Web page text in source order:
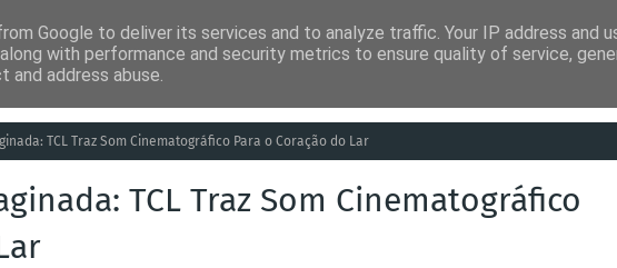
Tecnologia Análises Entretenimento Humor Saúde
TCL Traz Som Cinematográfico Para o Coração do Lar
TCL Traz Som Cinematográfico
Google to deliver its services and to analyze traffic. Your IP address and
with performance and security metrics to ensure quality of service,
address abuse.